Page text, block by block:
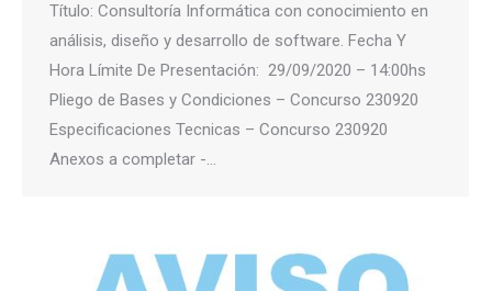
Título: Consultoría Informática con conocimiento en
análisis, diseño y desarrollo de software. Fecha Y
Hora Límite De Presentación: 29/09/2020 – 14:00hs
Pliego de Bases y Condiciones – Concurso 230920
Especificaciones Tecnicas – Concurso 230920
Anexos a completar -…